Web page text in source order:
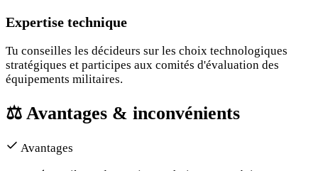
Expertise technique
Tu conseilles les décideurs sur les choix technologiques
stratégiques et participes aux comités d'évaluation des
équipements militaires.
⚖️ Avantages & inconvénients
Avantages